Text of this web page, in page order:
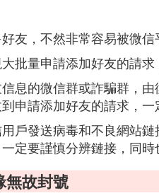
友，不然非常容易被微信
批量申請添加好友的請求
息的微信群或詐騙群，
申請添加好友的請求，一
戶發送病毒和不良網站
定要謹慎分辨鏈接，同時
故封號